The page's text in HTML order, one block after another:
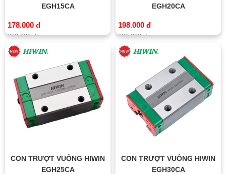
EGH15CA
178.000 đ
200.000 đ
EGH20CA
198.000 đ
230.000 đ
CON TRƯỢT VUÔNG HIWIN
EGH25CA
CON TRƯỢT VUÔNG HIWIN
EGH30CA